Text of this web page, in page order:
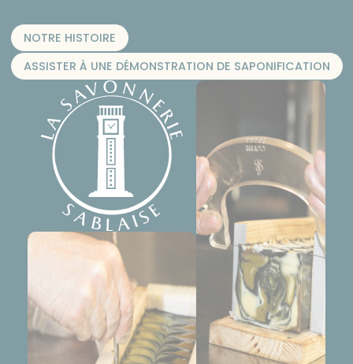
NOTRE HISTOIRE
ASSISTER À UNE DÉMONSTRATION DE SAPONIFICATION